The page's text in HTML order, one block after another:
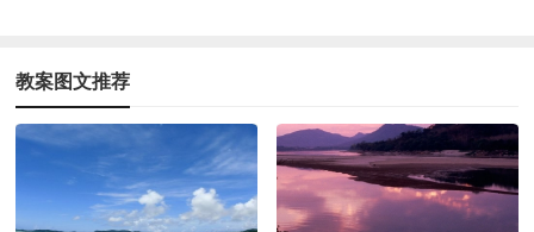
教案图文推荐